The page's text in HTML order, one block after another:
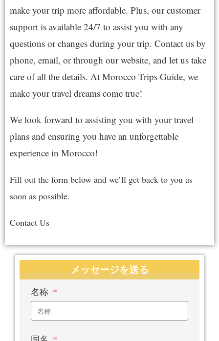
メッセージを送る
名称
make your trip more affordable. Plus, our customer
support is available 24/7 to assist you with any
questions or changes during your trip. Contact us by
phone, email, or through our website, and let us take
care of all the details. At Morocco Trips Guide, we
make your travel dreams come true!
We look forward to assisting you with your travel
plans and ensuring you have an unforgettable
experience in Morocco!
Fill out the form below and we’ll get back to you as
soon as possible.
Contact Us